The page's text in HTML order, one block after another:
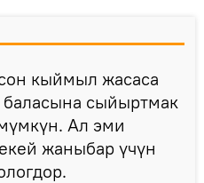
кыймыл жасаса
сыйыртмак
Ал эми
жаныбар үчүн